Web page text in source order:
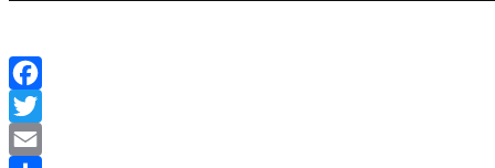
Facebook
Twitter